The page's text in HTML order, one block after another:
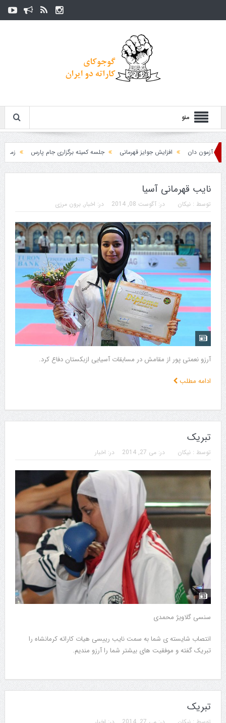
منو
افزایش جوایز قهرمانی جلسه کمیته برگزاری جام پارس زمان اعلام جداول
نایب قهرمانی آسیا
توسط : نیکان در: آگوست 08, 2014 در: اخبار, برون مرزی
آرزو نعمتی پور از مقامش در مسابقات آسیایی ازبکستان دفاع کرد.
ادامه مطلب
تبریک
توسط : نیکان در: می 27, 2014 در: اخبار
سنسی گلاویژ محمدی
انتصاب شایسته ی شما به سمت نایب رییسی هیات کاراته کرمانشاه را
تبریک گفته و موفقیت های بیشتر شما را آرزو مندیم.
تبریک